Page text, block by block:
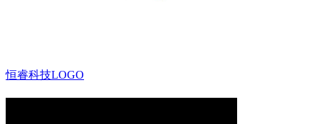
恒睿科技LOGO